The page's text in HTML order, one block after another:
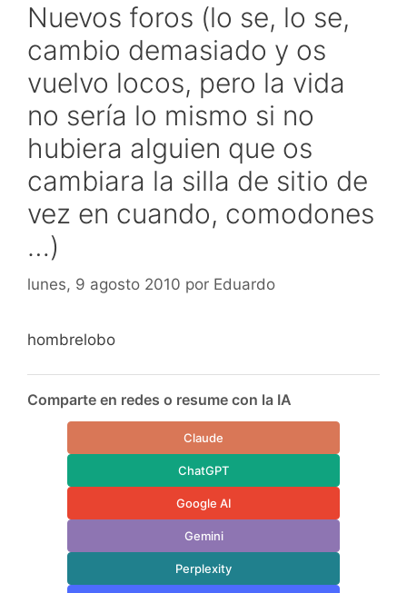
Nuevos foros (lo se, lo se,
cambio demasiado y os
vuelvo locos, pero la vida
no sería lo mismo si no
hubiera alguien que os
cambiara la silla de sitio de
vez en cuando, comodones
…)
lunes, 9 agosto 2010 por Eduardo
hombrelobo
Comparte en redes o resume con la IA
Claude
ChatGPT
Google AI
Gemini
Perplexity